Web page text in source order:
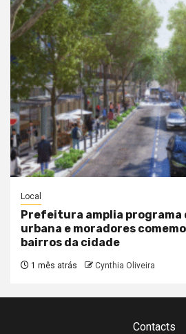
Local
Prefeitura amplia
urbana e moradores
bairros da cidade
1 mês atrás Cynthia Oliveira
Contacts